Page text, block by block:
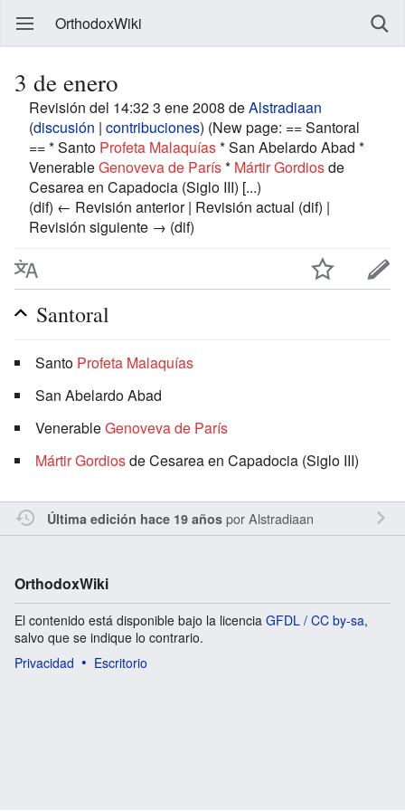
OrthodoxWiki
3 de enero
Revisión del 14:32 3 ene 2008 deAlstradiaan
(discusión | contribuciones) (New page: == Santoral
== * Santo Profeta Malaquías* San Abelardo Abad *
VenerableGenoveva de París* MártirGordiosde
Cesarea en Capadocia (Siglo III) [...)
(dif) ← Revisión anterior | Revisión actual (dif) |
Revisión siguiente → (dif)
Santoral
Santo Profeta Malaquías
San Abelardo Abad
VenerableGenoveva de París
MártirGordiosde Cesarea en Capadocia (Siglo III)
Última edición hace 19 añosporAlstradiaan
OrthodoxWiki
El contenido está disponible bajo la licencia GFDL / CC by-sa,
salvo que se indique lo contrario.
Privacidad
Escritorio